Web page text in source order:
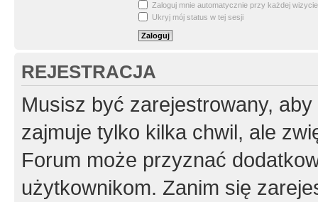
Zaloguj mnie automatycznie przy każdej wizycie
Ukryj mój status w tej sesji
REJESTRACJA
Musisz być zarejestrowany,
zajmuje tylko kilka chwil, ale
Forum może przyznać
użytkownikom. Zanim się